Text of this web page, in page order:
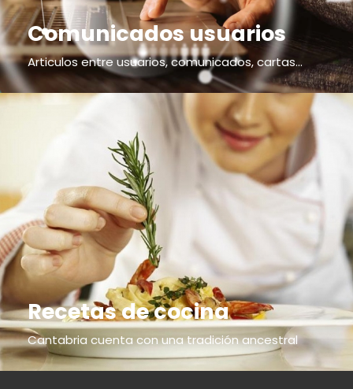
Comunicados usuarios
Articulos entre usuarios, comunicados, cartas...
Recetas de cocina
Cantabria cuenta con una tradición ancestral